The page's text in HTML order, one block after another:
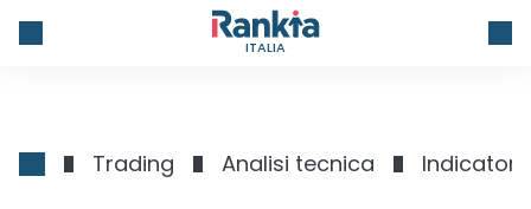
ITALIA
Trading Analisi tecnica Indicatori